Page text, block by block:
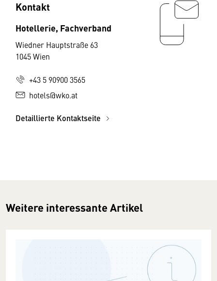
Kontakt
Hotellerie, Fachverband
Wiedner Hauptstraße 63
1045 Wien
+43 5 90900 3565
hotels@wko.at
Detaillierte Kontaktseite
Weitere interessante Artikel